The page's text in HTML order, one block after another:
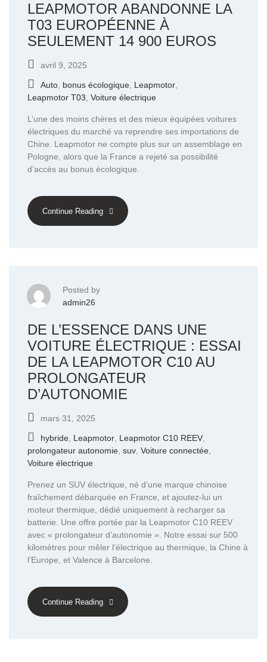
LEAPMOTOR ABANDONNE LA
T03 EUROPÉENNE À
SEULEMENT 14 900 EUROS
avril 9, 2025
Auto bonus écologique Leapmotor
Leapmotor T03 Voiture électrique
L’une des moins chères et des mieux équipées voitures
électriques du marché va reprendre ses importations de
Chine. Leapmotor ne compte plus sur un assemblage en
Pologne, alors que la France a rejeté sa possibilité
d’accès au bonus écologique.
Continue Reading
Posted by
admin26
DE L’ESSENCE DANS UNE
VOITURE ÉLECTRIQUE : ESSAI
DE LA LEAPMOTOR C10 AU
PROLONGATEUR
D’AUTONOMIE
mars 31, 2025
hybride Leapmotor Leapmotor C10 REEV
prolongateur autonomie suv Voiture connectée
Voiture électrique
Prenez un SUV électrique, né d’une marque chinoise
fraîchement débarquée en France, et ajoutez-lui un
moteur thermique, dédié uniquement à recharger sa
batterie. Une offre portée par la Leapmotor C10 REEV
avec « prolongateur d’autonomie ». Notre essai sur 500
kilomètres pour mêler l’électrique au thermique, la Chine à
l’Europe, et Valence à Barcelone.
Continue Reading